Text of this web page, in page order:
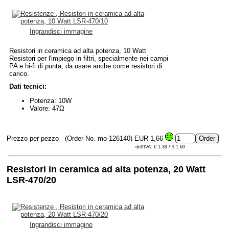
Ingrandisci immagine
Resistori in ceramica ad alta potenza, 10 Watt
Resistori per l'impiego in filtri, specialmente nei campi
PA e hi-fi di punta, da usare anche come resistori di
carico.
Dati tecnici:
Potenza: 10W
Valore: 47Ω
Prezzo per pezzo (Order No. mo-126140) EUR 1,66
dell'IVA: € 1.39 / $ 1.60
Resistori in ceramica ad alta potenza, 20 Watt
LSR-470/20
Ingrandisci immagine